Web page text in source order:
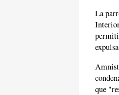
La
que